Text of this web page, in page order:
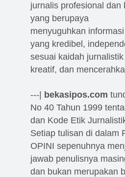
jurnalis profesional dan
yang berupaya
menyuguhkan informasi
yang kredibel,
sesuai kaidah
kreatif, dan
---| bekasipos.com
No 40 Tahun 1999
dan Kode Etik
Setiap tulisan di dalam
OPINI sepenuhnya
jawab penulisnya
dan bukan merupakan